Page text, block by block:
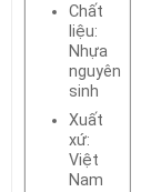
Chất
liệu:
Nhựa
nguyên
sinh
Xuất
xứ:
Việt
Nam